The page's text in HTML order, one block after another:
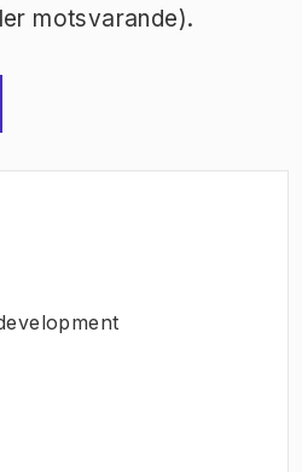
motsvarande).